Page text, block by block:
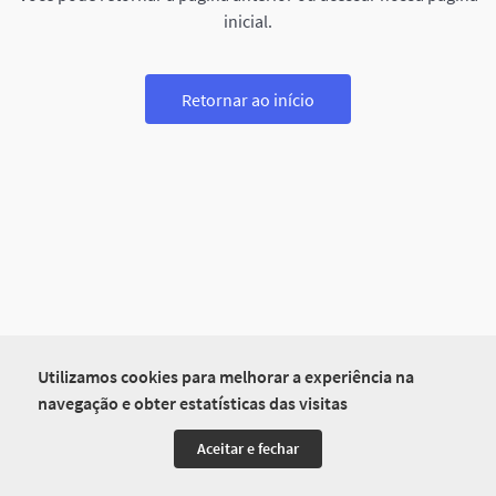
Utilizamos cookies para melhorar a experiência na
navegação e obter estatísticas das visitas
Aceitar e fechar
inicial.
Retornar ao início